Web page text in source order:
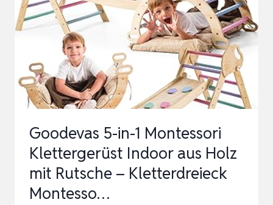
–
RATTEN-
KLETTERNETZ
&
VOGELSCHAUKEL,
PAPA…
Goodevas 5-in-1 Montessori
Klettergerüst Indoor aus Holz
mit Rutsche – Kletterdreieck
Montesso…